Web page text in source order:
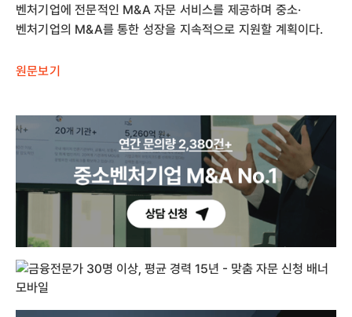
벤처기업에 전문적인 M&A 자문 서비스를 제공하며 중소·
벤처기업의 M&A를 통한 성장을 지속적으로 지원할 계획이다.
원문보기